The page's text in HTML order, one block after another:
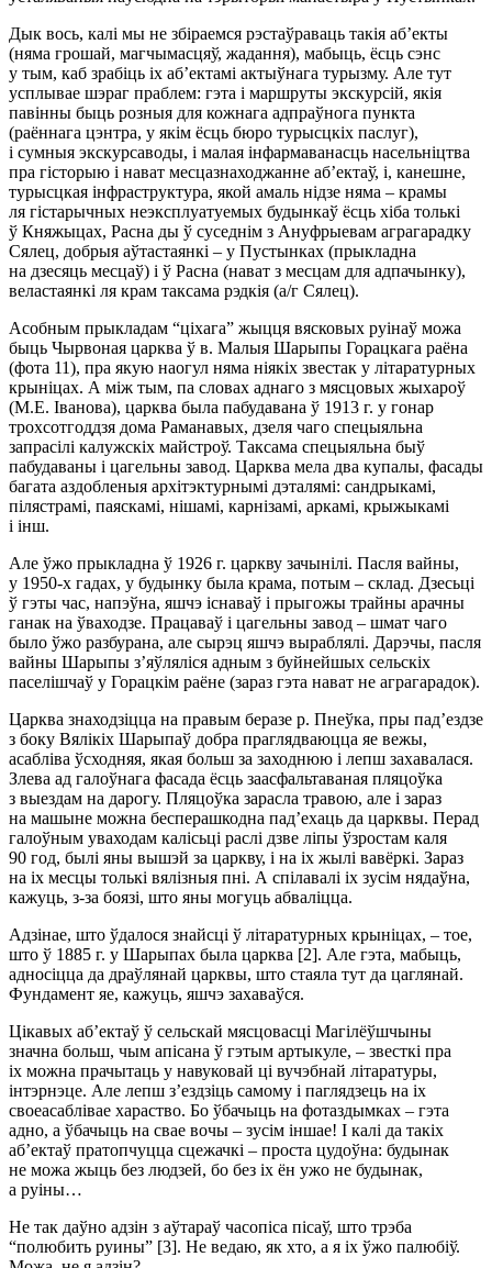
Дык вось, калі мы не збіраемся рэстаўраваць такія аб’екты
(няма грошай, магчымасцяў, жадання), мабыць, ёсць сэнс
у тым, каб зрабіць іх аб’ектамі актыўнага турызму. Але тут
усплывае шэраг праблем: гэта і маршруты экскурсій, якія
павінны быць розныя для кожнага адпраўнога пункта
(раённага цэнтра, у якім ёсць бюро турысцкіх паслуг),
і сумныя экскурсаводы, і малая інфармаванасць насельніцтва
пра гісторыю і нават месцазнаходжанне аб’ектаў, і, канешне,
турысцкая інфраструктура, якой амаль нідзе няма – крамы
ля гістарычных неэксплуатуемых будынкаў ёсць хіба толькі
ў Княжыцах, Расна ды ў суседнім з Ануфрыевам аграгарадку
Сялец, добрыя аўтастаянкі – у Пустынках (прыкладна
на дзесяць месцаў) і ў Расна (нават з месцам для адпачынку),
веластаянкі ля крам таксама рэдкія (а/г Сялец).
Асобным прыкладам “ціхага” жыцця вясковых руінаў можа
быць Чырвоная царква ў в. Малыя Шарыпы Горацкага раёна
(фота 11), пра якую наогул няма ніякіх звестак у літаратурных
крыніцах. А між тым, па словах аднаго з мясцовых жыхароў
(М.Е. Іванова), царква была пабудавана ў 1913 г. у гонар
трохсотгоддзя дома Раманавых, дзеля чаго спецыяльна
запрасілі калужскіх майстроў. Таксама спецыяльна быў
пабудаваны і цагельны завод. Царква мела два купалы, фасады
багата аздобленыя архітэктурнымі дэталямі: сандрыкамі,
пілястрамі, паяскамі, нішамі, карнізамі, аркамі, крыжыкамі
і інш.
Але ўжо прыкладна ў 1926 г. царкву зачынілі. Пасля вайны,
у 1950-х гадах, у будынку была крама, потым – склад. Дзесьці
ў гэты час, напэўна, яшчэ існаваў і прыгожы трайны арачны
ганак на ўваходзе. Працаваў і цагельны завод – шмат чаго
было ўжо разбурана, але сырэц яшчэ выраблялі. Дарэчы, пасля
вайны Шарыпы з’яўляліся адным з буйнейшых сельскіх
паселішчаў у Горацкім раёне (зараз гэта нават не аграгарадок).
Царква знаходзіцца на правым беразе р. Пнеўка, пры пад’ездзе
з боку Вялікіх Шарыпаў добра праглядваюцца яе вежы,
асабліва ўсходняя, якая больш за заходнюю і лепш захавалася.
Злева ад галоўнага фасада ёсць заасфальтаваная пляцоўка
з выездам на дарогу. Пляцоўка зарасла травою, але і зараз
на машыне можна бесперашкодна пад’ехаць да царквы. Перад
галоўным уваходам калісьці раслі дзве ліпы ўзростам каля
90 год, былі яны вышэй за царкву, і на іх жылі вавёркі. Зараз
на іх месцы толькі вялізныя пні. А спілавалі іх зусім нядаўна,
кажуць, з-за боязі, што яны могуць абваліцца.
Адзінае, што ўдалося знайсці ў літаратурных крыніцах, – тое,
што ў 1885 г. у Шарыпах была царква [2]. Але гэта, мабыць,
адносіцца да драўлянай царквы, што стаяла тут да цаглянай.
Фундамент яе, кажуць, яшчэ захаваўся.
Цікавых аб’ектаў ў сельскай мясцовасці Магілёўшчыны
значна больш, чым апісана ў гэтым артыкуле, – звесткі пра
іх можна прачытаць у навуковай ці вучэбнай літаратуры,
інтэрнэце. Але лепш з’ездзіць самому і паглядзець на іх
своеасаблівае хараство. Бо ўбачыць на фотаздымках – гэта
адно, а ўбачыць на свае вочы – зусім іншае! І калі да такіх
аб’ектаў пратопчуцца сцежачкі – проста цудоўна: будынак
не можа жыць без людзей, бо без іх ён ужо не будынак,
а руіны…
Не так даўно адзін з аўтараў часопіса пісаў, што трэба
“полюбить руины” [3]. Не ведаю, як хто, а я іх ўжо палюбіў.